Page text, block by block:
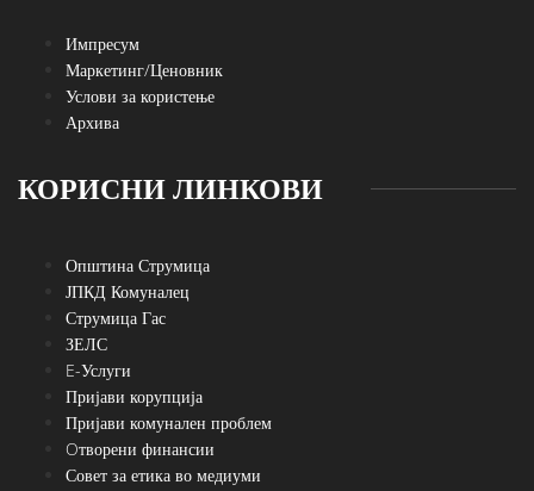
Импресум
Маркетинг/Ценовник
Услови за користење
Архива
КОРИСНИ ЛИНКОВИ
Општина Струмица
ЈПКД Комуналец
Струмица Гас
ЗЕЛС
E-Услуги
Пријави корупција
Пријави комунален проблем
Oтворени финансии
Совет за етика во медиуми